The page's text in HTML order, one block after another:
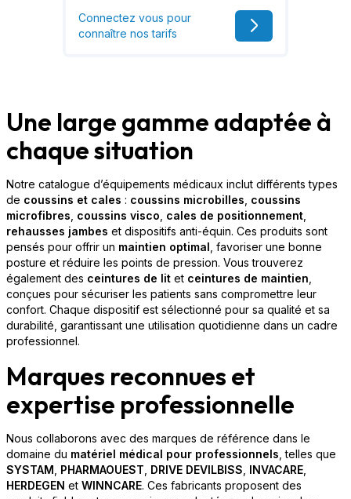
Connectez vous pour
connaître nos tarifs
Une large gamme adaptée à
chaque situation
Notre catalogue d’équipements médicaux inclut différents types
de coussins et cales : coussins microbilles coussins
microfibres coussins visco cales de positionnement
rehausses jambes et dispositifs anti-équin. Ces produits sont
pensés pour offrir un maintien optimal , favoriser une bonne
posture et réduire les points de pression. Vous trouverez
également des ceintures de lit et ceintures de maintien
conçues pour sécuriser les patients sans compromettre leur
confort. Chaque dispositif est sélectionné pour sa qualité et sa
durabilité, garantissant une utilisation quotidienne dans un cadre
professionnel.
Marques reconnues et
expertise professionnelle
Nous collaborons avec des marques de référence dans le
domaine du matériel médical pour professionnels , telles que
SYSTAM PHARMAOUEST DRIVE DEVILBISS INVACARE
HERDEGEN et WINNCARE. Ces fabricants proposent des